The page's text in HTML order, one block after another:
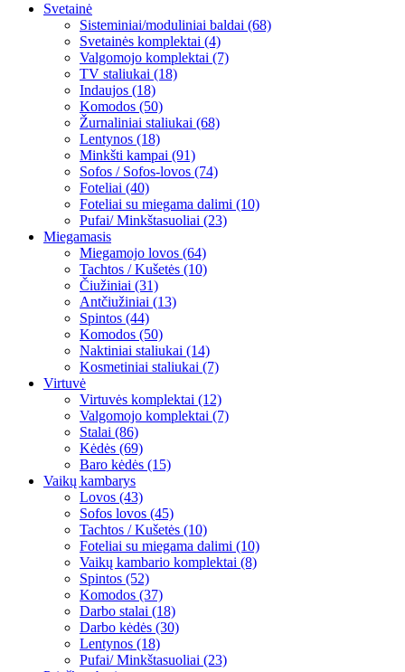
Svetainė
Sisteminiai/moduliniai baldai (68)
Svetainės komplektai (4)
Valgomojo komplektai (7)
TV staliukai (18)
Indaujos (18)
Komodos (50)
Žurnaliniai staliukai (68)
Lentynos (18)
Minkšti kampai (91)
Sofos / Sofos-lovos (74)
Foteliai (40)
Foteliai su miegama dalimi (10)
Pufai/ Minkštasuoliai (23)
Miegamasis
Miegamojo lovos (64)
Tachtos / Kušetės (10)
Čiužiniai (31)
Antčiužiniai (13)
Spintos (44)
Komodos (50)
Naktiniai staliukai (14)
Kosmetiniai staliukai (7)
Virtuvė
Virtuvės komplektai (12)
Valgomojo komplektai (7)
Stalai (86)
Kėdės (69)
Baro kėdės (15)
Vaikų kambarys
Lovos (43)
Sofos lovos (45)
Tachtos / Kušetės (10)
Foteliai su miegama dalimi (10)
Vaikų kambario komplektai (8)
Spintos (52)
Komodos (37)
Darbo stalai (18)
Darbo kėdės (30)
Lentynos (18)
Pufai/ Minkštasuoliai (23)